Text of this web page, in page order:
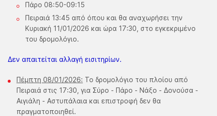
Πάρο 08:50-09:15
Πειραιά 13:45 από όπου και θα αναχωρήσει την
Κυριακή 11/01/2026 και ώρα 17:30, στο εγκεκριμένο
του δρομολόγιο.
Δεν απαιτείται αλλαγή εισιτηρίων.
Πέμπτη 08/01/2026: Το δρομολόγιο του πλοίου από
Πειραιά στις 17:30, για Σύρο - Πάρο - Νάξο - Δονούσα -
Αιγιάλη - Αστυπάλαια και επιστροφή δεν θα
πραγματοποιηθεί.